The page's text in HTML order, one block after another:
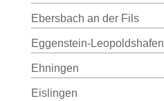
Ebersbach an der Fils
Eggenstein-Leopoldshafen
Ehningen
Eislingen